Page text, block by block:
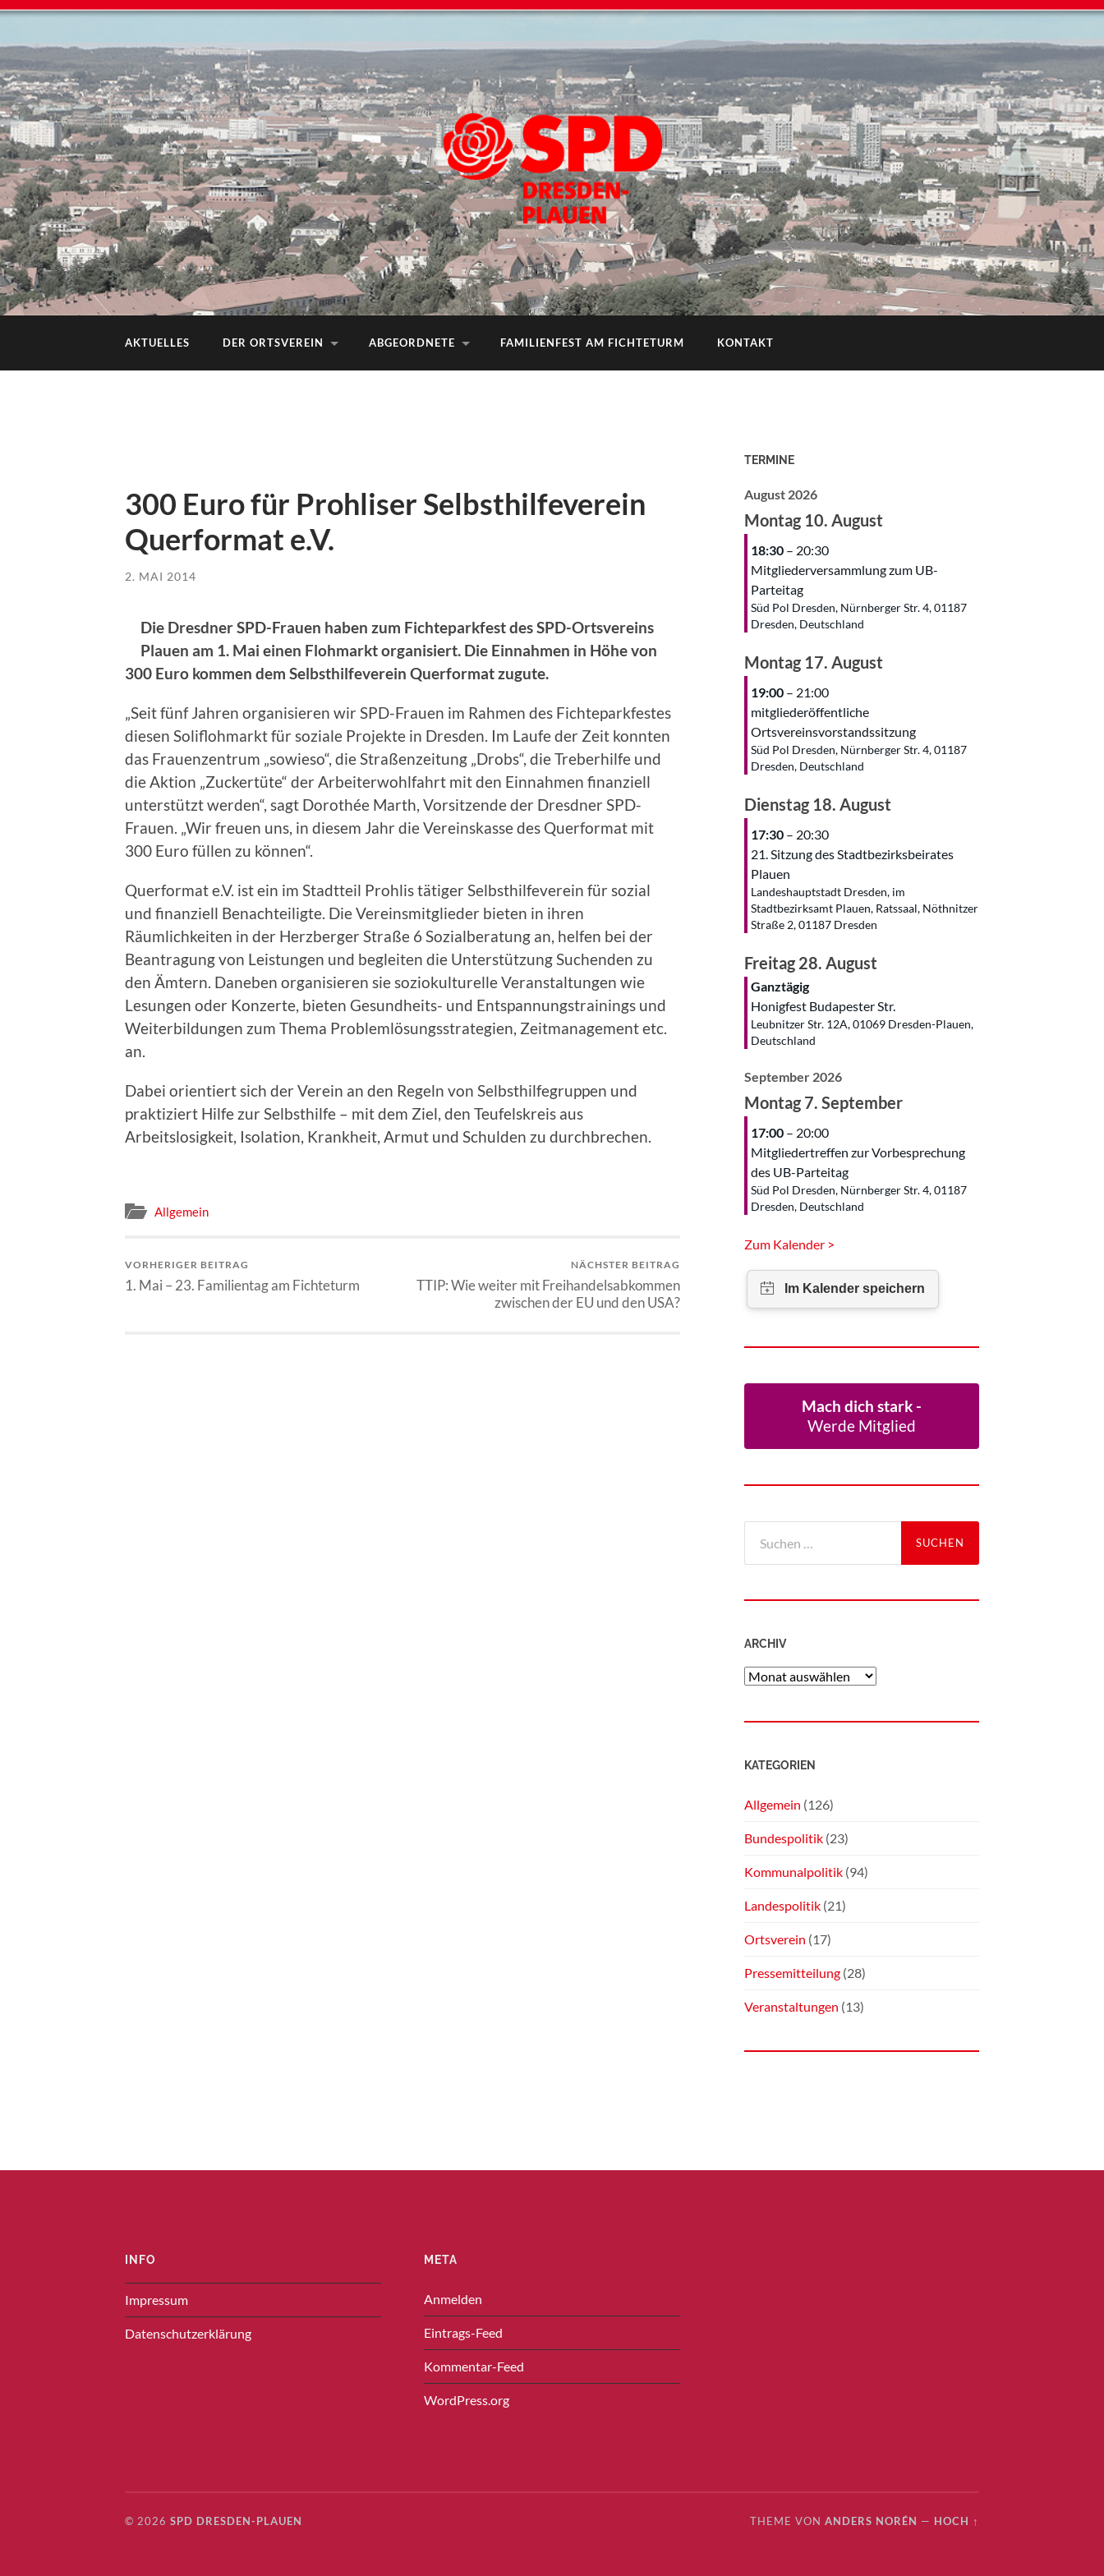
AKTUELLES DER ORTSVEREIN ABGEORDNETE FAMILIENFEST AM FICHTETURM KONTAKT
300 Euro für Prohliser Selbsthilfeverein
Querformat e.V.
2. MAI 2014
Die Dresdner SPD-Frauen haben zum Fichteparkfest des SPD-Ortsvereins
Plauen am 1. Mai einen Flohmarkt organisiert. Die Einnahmen in Höhe von
300 Euro kommen dem Selbsthilfeverein Querformat zugute.
„Seit fünf Jahren organisieren wir SPD-Frauen im Rahmen des Fichteparkfestes
diesen Soliflohmarkt für soziale Projekte in Dresden. Im Laufe der Zeit konnten
das Frauenzentrum „sowieso“, die Straßenzeitung „Drobs“, die Treberhilfe und
die Aktion „Zuckertüte“ der Arbeiterwohlfahrt mit den Einnahmen finanziell
unterstützt werden“, sagt Dorothée Marth, Vorsitzende der Dresdner SPD-
Frauen. „Wir freuen uns, in diesem Jahr die Vereinskasse des Querformat mit
300 Euro füllen zu können“.
Querformat e.V. ist ein im Stadtteil Prohlis tätiger Selbsthilfeverein für sozial
und finanziell Benachteiligte. Die Vereinsmitglieder bieten in ihren
Räumlichkeiten in der Herzberger Straße 6 Sozialberatung an, helfen bei der
Beantragung von Leistungen und begleiten die Unterstützung Suchenden zu
den Ämtern. Daneben organisieren sie soziokulturelle Veranstaltungen wie
Lesungen oder Konzerte, bieten Gesundheits- und Entspannungstrainings und
Weiterbildungen zum Thema Problemlösungsstrategien, Zeitmanagement etc.
an.
Dabei orientiert sich der Verein an den Regeln von Selbsthilfegruppen und
praktiziert Hilfe zur Selbsthilfe – mit dem Ziel, den Teufelskreis aus
Arbeitslosigkeit, Isolation, Krankheit, Armut und Schulden zu durchbrechen.
Allgemein
VORHERIGER BEITRAG
1. Mai – 23. Familientag am Fichteturm
NÄCHSTER BEITRAG
TTIP: Wie weiter mit Freihandelsabkommen
zwischen der EU und den USA?
TERMINE
August 2026
Montag 10. August
18:30 – 20:30
Mitgliederversammlung zum UB-
Parteitag
Süd Pol Dresden, Nürnberger Str. 4, 01187
Dresden, Deutschland
Montag 17. August
19:00 – 21:00
mitgliederöffentliche
Ortsvereinsvorstandssitzung
Süd Pol Dresden, Nürnberger Str. 4, 01187
Dresden, Deutschland
Dienstag 18. August
17:30 – 20:30
21. Sitzung des Stadtbezirksbeirates
Plauen
Landeshauptstadt Dresden, im
Stadtbezirksamt Plauen, Ratssaal, Nöthnitzer
Straße 2, 01187 Dresden
Freitag 28. August
Ganztägig
Honigfest Budapester Str.
Leubnitzer Str. 12A, 01069 Dresden-Plauen,
Deutschland
September 2026
Montag 7. September
17:00 – 20:00
Mitgliedertreffen zur Vorbesprechung
des UB-Parteitag
Süd Pol Dresden, Nürnberger Str. 4, 01187
Dresden, Deutschland
Zum Kalender >
Mach dich stark -
Werde Mitglied
ARCHIV
KATEGORIEN
Allgemein (126)
Bundespolitik (23)
Kommunalpolitik (94)
Landespolitik (21)
Ortsverein (17)
Pressemitteilung (28)
Veranstaltungen (13)
INFO
Impressum
Datenschutzerklärung
META
Anmelden
Eintrags-Feed
Kommentar-Feed
WordPress.org
© 2026 SPD DRESDEN-PLAUEN THEME VON ANDERS NORÉN — HOCH ↑